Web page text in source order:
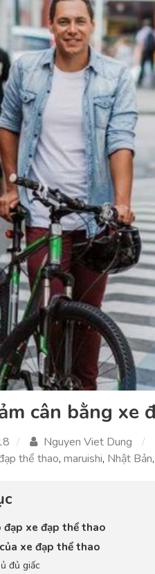
cân bằng xe
Nguyen Viet Dung
thể thao, maruishi, Nhật Bản,
đạp xe đạp thể thao
xe đạp thể thao
đủ giấc